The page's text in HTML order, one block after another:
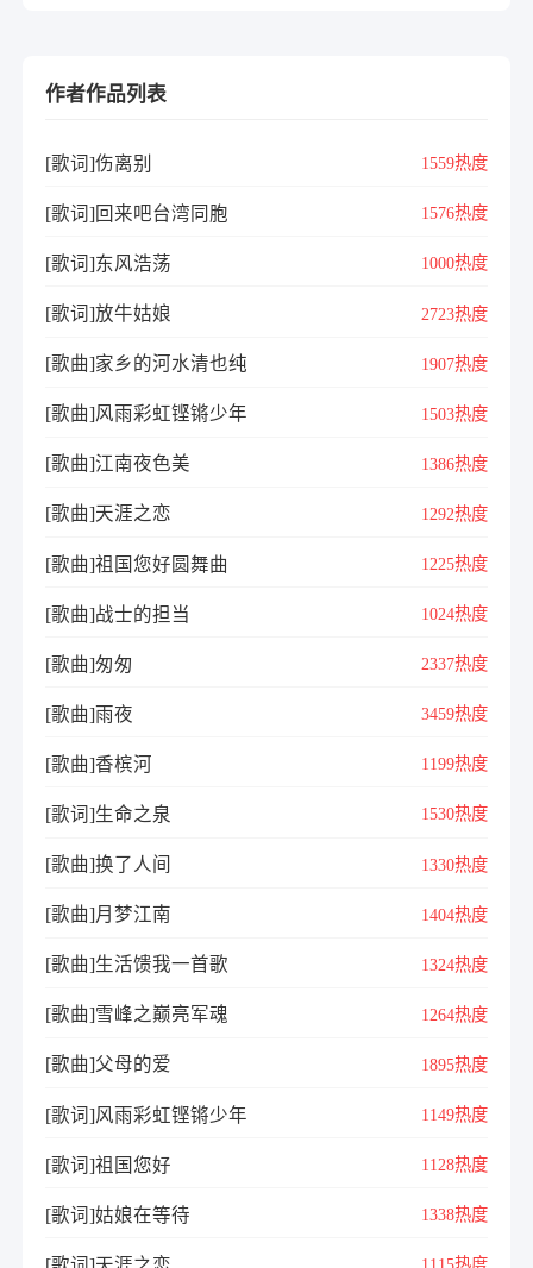
作者作品列表
[歌词]伤离别 1559热度
[歌词]回来吧台湾同胞 1576热度
[歌词]东风浩荡 1000热度
[歌词]放牛姑娘 2723热度
[歌曲]家乡的河水清也纯 1907热度
[歌曲]风雨彩虹铿锵少年 1503热度
[歌曲]江南夜色美 1386热度
[歌曲]天涯之恋 1292热度
[歌曲]祖国您好圆舞曲 1225热度
[歌曲]战士的担当 1024热度
[歌曲]匆匆 2337热度
[歌曲]雨夜 3459热度
[歌曲]香槟河 1199热度
[歌词]生命之泉 1530热度
[歌曲]换了人间 1330热度
[歌曲]月梦江南 1404热度
[歌曲]生活馈我一首歌 1324热度
[歌曲]雪峰之巅亮军魂 1264热度
[歌曲]父母的爱 1895热度
[歌词]风雨彩虹铿锵少年 1149热度
[歌词]祖国您好 1128热度
[歌词]姑娘在等待 1338热度